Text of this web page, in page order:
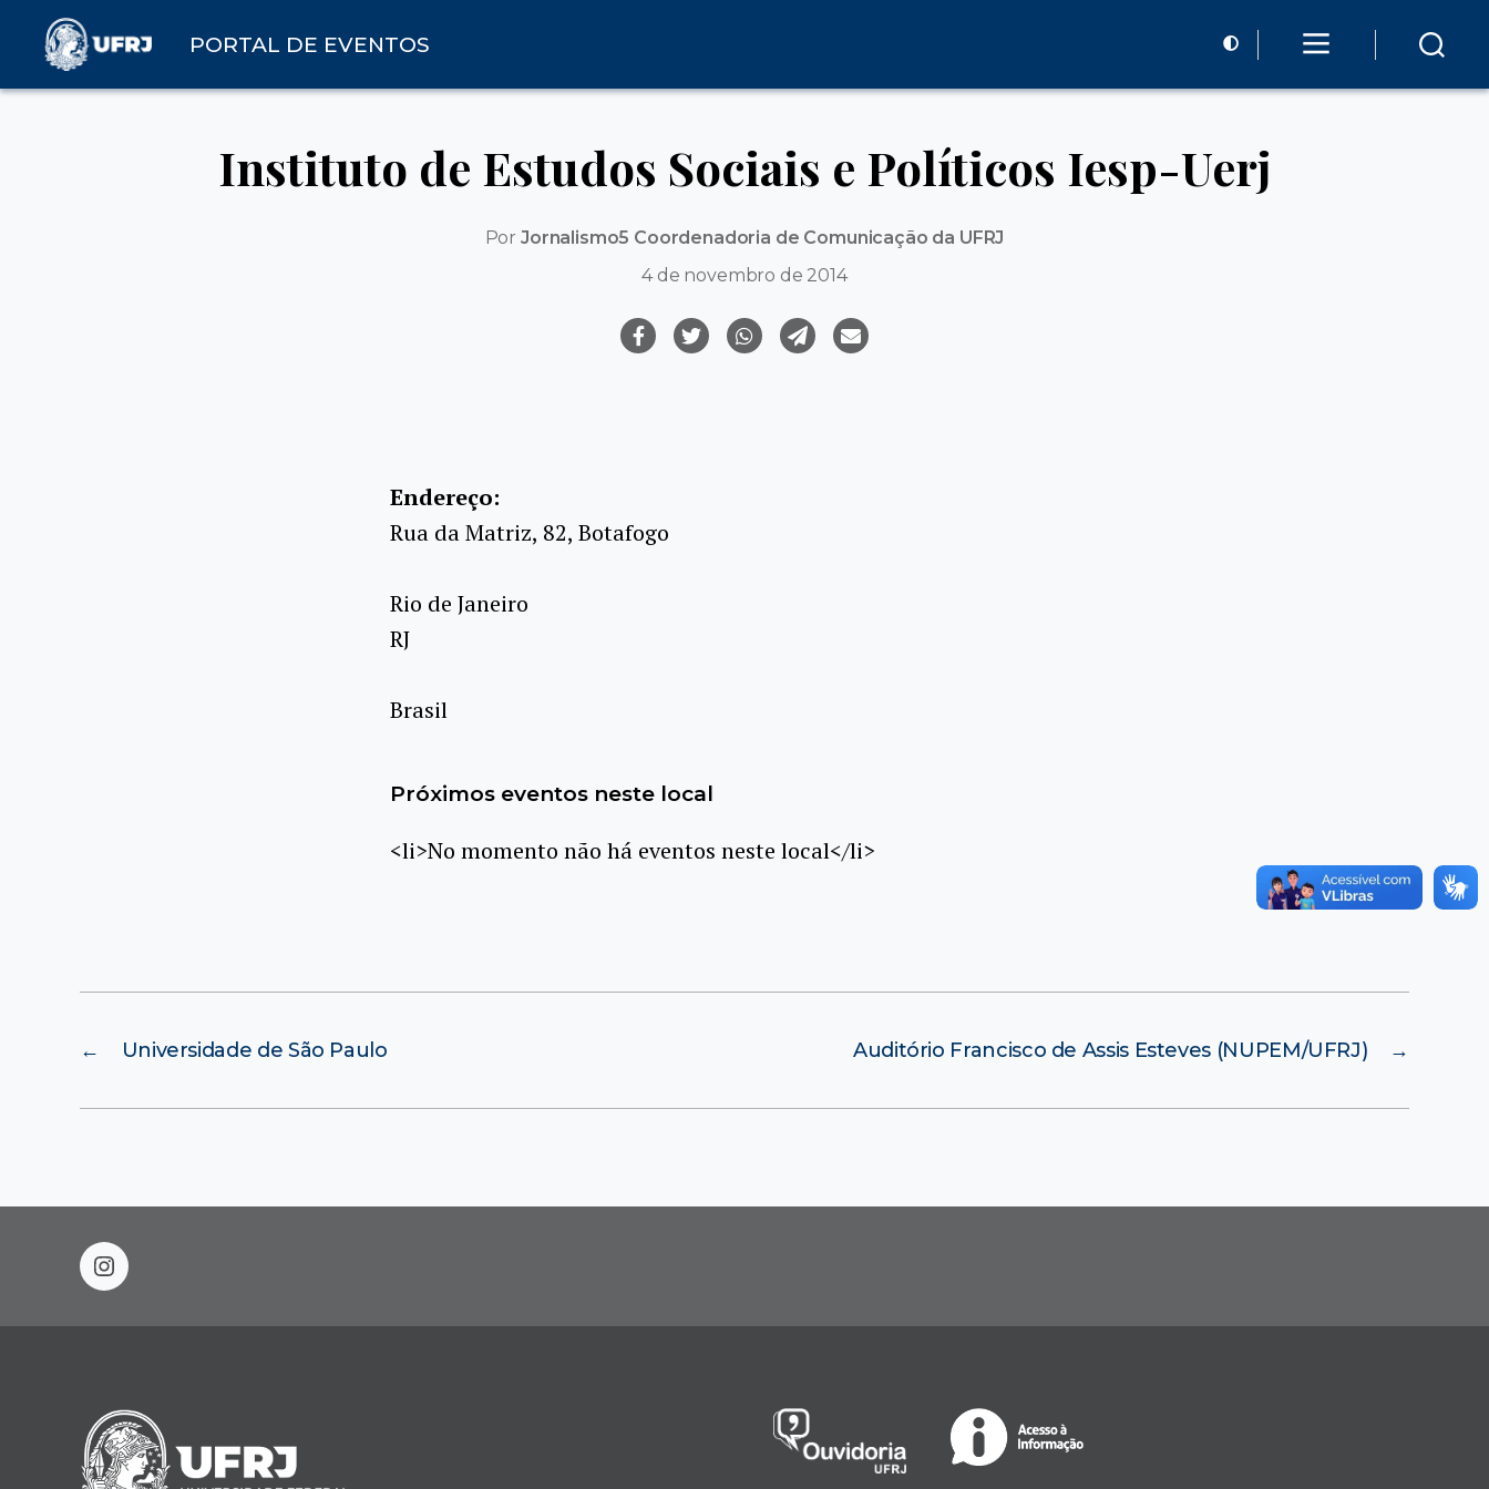
PORTAL DE EVENTOS
Instituto de Estudos Sociais e Políticos Iesp-Uerj
PorJornalismo5 Coordenadoria de Comunicação da UFRJ
4 de novembro de 2014
Endereço:
Rua da Matriz, 82, Botafogo
Rio de Janeiro
RJ
Brasil
Próximos eventos neste local
<li>No momento não há eventos neste local</li>
← Universidade de São Paulo →
Auditório Francisco de Assis Esteves (NUPEM/UFRJ)
instagram